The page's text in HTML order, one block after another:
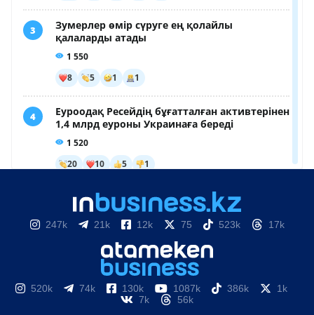
247k 21k 12k 75 523k 17k
520k 74k 130k 1087k 386k
1k
7k
56k